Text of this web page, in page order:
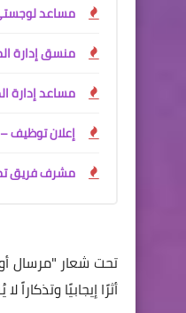
مساعد
منسق إدارة
مساعد إدارة
إعلان توظيف
مشرف فريق
تحت شعار "مرسال
أثرًا إيجابيًا وتذكاراً